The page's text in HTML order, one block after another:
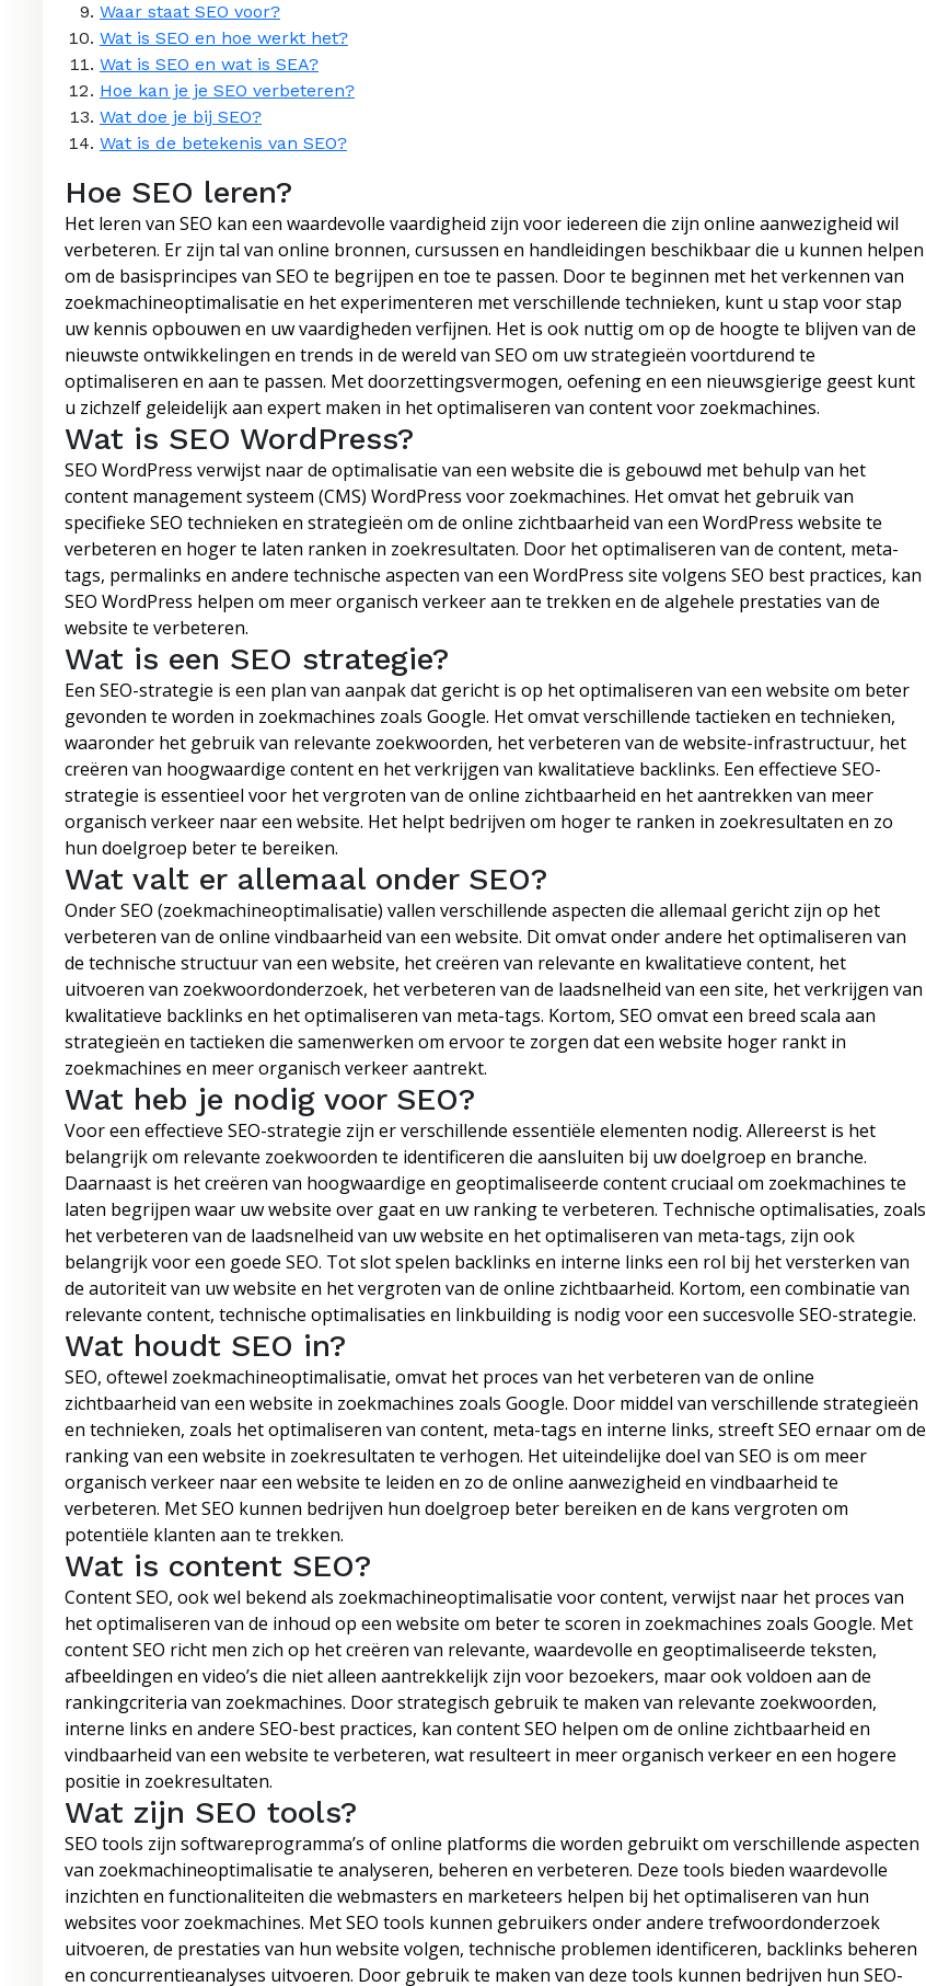
Waar staat SEO voor?
Wat is SEO en hoe werkt het?
Wat is SEO en wat is SEA?
Hoe kan je je SEO verbeteren?
Wat doe je bij SEO?
Wat is de betekenis van SEO?
Hoe SEO leren?
Het leren van SEO kan een waardevolle vaardigheid zijn voor iedereen die zijn online aanwezigheid wil
verbeteren. Er zijn tal van online bronnen, cursussen en handleidingen beschikbaar die u kunnen helpen
om de basisprincipes van SEO te begrijpen en toe te passen. Door te beginnen met het verkennen van
zoekmachineoptimalisatie en het experimenteren met verschillende technieken, kunt u stap voor stap
uw kennis opbouwen en uw vaardigheden verfijnen. Het is ook nuttig om op de hoogte te blijven van de
nieuwste ontwikkelingen en trends in de wereld van SEO om uw strategieën voortdurend te
optimaliseren en aan te passen. Met doorzettingsvermogen, oefening en een nieuwsgierige geest kunt
u zichzelf geleidelijk aan expert maken in het optimaliseren van content voor zoekmachines.
Wat is SEO WordPress?
SEO WordPress verwijst naar de optimalisatie van een website die is gebouwd met behulp van het
content management systeem (CMS) WordPress voor zoekmachines. Het omvat het gebruik van
specifieke SEO technieken en strategieën om de online zichtbaarheid van een WordPress website te
verbeteren en hoger te laten ranken in zoekresultaten. Door het optimaliseren van de content, meta-
tags, permalinks en andere technische aspecten van een WordPress site volgens SEO best practices, kan
SEO WordPress helpen om meer organisch verkeer aan te trekken en de algehele prestaties van de
website te verbeteren.
Wat is een SEO strategie?
Een SEO-strategie is een plan van aanpak dat gericht is op het optimaliseren van een website om beter
gevonden te worden in zoekmachines zoals Google. Het omvat verschillende tactieken en technieken,
waaronder het gebruik van relevante zoekwoorden, het verbeteren van de website-infrastructuur, het
creëren van hoogwaardige content en het verkrijgen van kwalitatieve backlinks. Een effectieve SEO-
strategie is essentieel voor het vergroten van de online zichtbaarheid en het aantrekken van meer
organisch verkeer naar een website. Het helpt bedrijven om hoger te ranken in zoekresultaten en zo
hun doelgroep beter te bereiken.
Wat valt er allemaal onder SEO?
Onder SEO (zoekmachineoptimalisatie) vallen verschillende aspecten die allemaal gericht zijn op het
verbeteren van de online vindbaarheid van een website. Dit omvat onder andere het optimaliseren van
de technische structuur van een website, het creëren van relevante en kwalitatieve content, het
uitvoeren van zoekwoordonderzoek, het verbeteren van de laadsnelheid van een site, het verkrijgen van
kwalitatieve backlinks en het optimaliseren van meta-tags. Kortom, SEO omvat een breed scala aan
strategieën en tactieken die samenwerken om ervoor te zorgen dat een website hoger rankt in
zoekmachines en meer organisch verkeer aantrekt.
Wat heb je nodig voor SEO?
Voor een effectieve SEO-strategie zijn er verschillende essentiële elementen nodig. Allereerst is het
belangrijk om relevante zoekwoorden te identificeren die aansluiten bij uw doelgroep en branche.
Daarnaast is het creëren van hoogwaardige en geoptimaliseerde content cruciaal om zoekmachines te
laten begrijpen waar uw website over gaat en uw ranking te verbeteren. Technische optimalisaties, zoals
het verbeteren van de laadsnelheid van uw website en het optimaliseren van meta-tags, zijn ook
belangrijk voor een goede SEO. Tot slot spelen backlinks en interne links een rol bij het versterken van
de autoriteit van uw website en het vergroten van de online zichtbaarheid. Kortom, een combinatie van
relevante content, technische optimalisaties en linkbuilding is nodig voor een succesvolle SEO-strategie.
Wat houdt SEO in?
SEO, oftewel zoekmachineoptimalisatie, omvat het proces van het verbeteren van de online
zichtbaarheid van een website in zoekmachines zoals Google. Door middel van verschillende strategieën
en technieken, zoals het optimaliseren van content, meta-tags en interne links, streeft SEO ernaar om de
ranking van een website in zoekresultaten te verhogen. Het uiteindelijke doel van SEO is om meer
organisch verkeer naar een website te leiden en zo de online aanwezigheid en vindbaarheid te
verbeteren. Met SEO kunnen bedrijven hun doelgroep beter bereiken en de kans vergroten om
potentiële klanten aan te trekken.
Wat is content SEO?
Content SEO, ook wel bekend als zoekmachineoptimalisatie voor content, verwijst naar het proces van
het optimaliseren van de inhoud op een website om beter te scoren in zoekmachines zoals Google. Met
content SEO richt men zich op het creëren van relevante, waardevolle en geoptimaliseerde teksten,
afbeeldingen en video’s die niet alleen aantrekkelijk zijn voor bezoekers, maar ook voldoen aan de
rankingcriteria van zoekmachines. Door strategisch gebruik te maken van relevante zoekwoorden,
interne links en andere SEO-best practices, kan content SEO helpen om de online zichtbaarheid en
vindbaarheid van een website te verbeteren, wat resulteert in meer organisch verkeer en een hogere
positie in zoekresultaten.
Wat zijn SEO tools?
SEO tools zijn softwareprogramma’s of online platforms die worden gebruikt om verschillende aspecten
van zoekmachineoptimalisatie te analyseren, beheren en verbeteren. Deze tools bieden waardevolle
inzichten en functionaliteiten die webmasters en marketeers helpen bij het optimaliseren van hun
websites voor zoekmachines. Met SEO tools kunnen gebruikers onder andere trefwoordonderzoek
uitvoeren, de prestaties van hun website volgen, technische problemen identificeren, backlinks beheren
en concurrentieanalyses uitvoeren. Door gebruik te maken van deze tools kunnen bedrijven hun SEO-